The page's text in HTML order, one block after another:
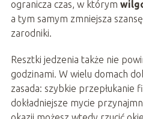
ogranicza czas, w którym
a tym samym zmniejsza
zarodniki.
Resztki jedzenia także nie
godzinami. W wielu domach
zasada: szybkie przepłukanie
dokładniejsze mycie